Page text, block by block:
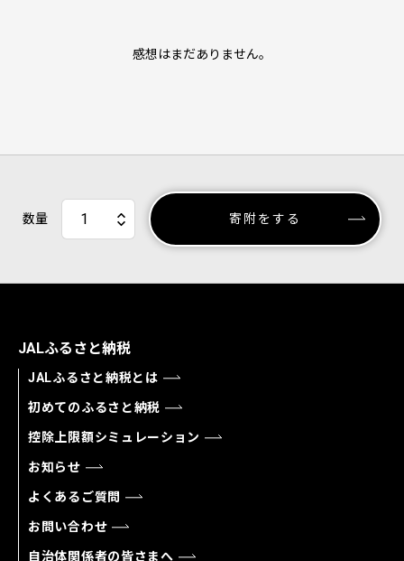
感想はまだありません。
数量 寄附をする
JALふるさと納税
JALふるさと納税とは
初めてのふるさと納税
控除上限額シミュレーション
お知らせ
よくあるご質問
お問い合わせ
自治体関係者の皆さまへ